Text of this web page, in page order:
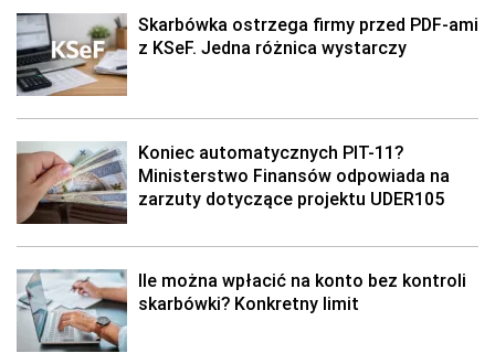
Skarbówka ostrzega firmy przed PDF-ami
z KSeF. Jedna różnica wystarczy
Koniec automatycznych PIT-11?
Ministerstwo Finansów odpowiada na
zarzuty dotyczące projektu UDER105
Ile można wpłacić na konto bez kontroli
skarbówki? Konkretny limit